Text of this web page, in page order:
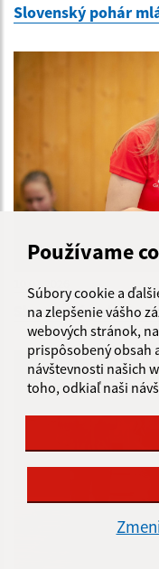
Používame
Súbory cookie a
na zlepšenie vášho
webových stránok,
prispôsobený obsah
návštevnosti našich
toho, odkiaľ naši
Slovenský pohár
Slovenský pohár